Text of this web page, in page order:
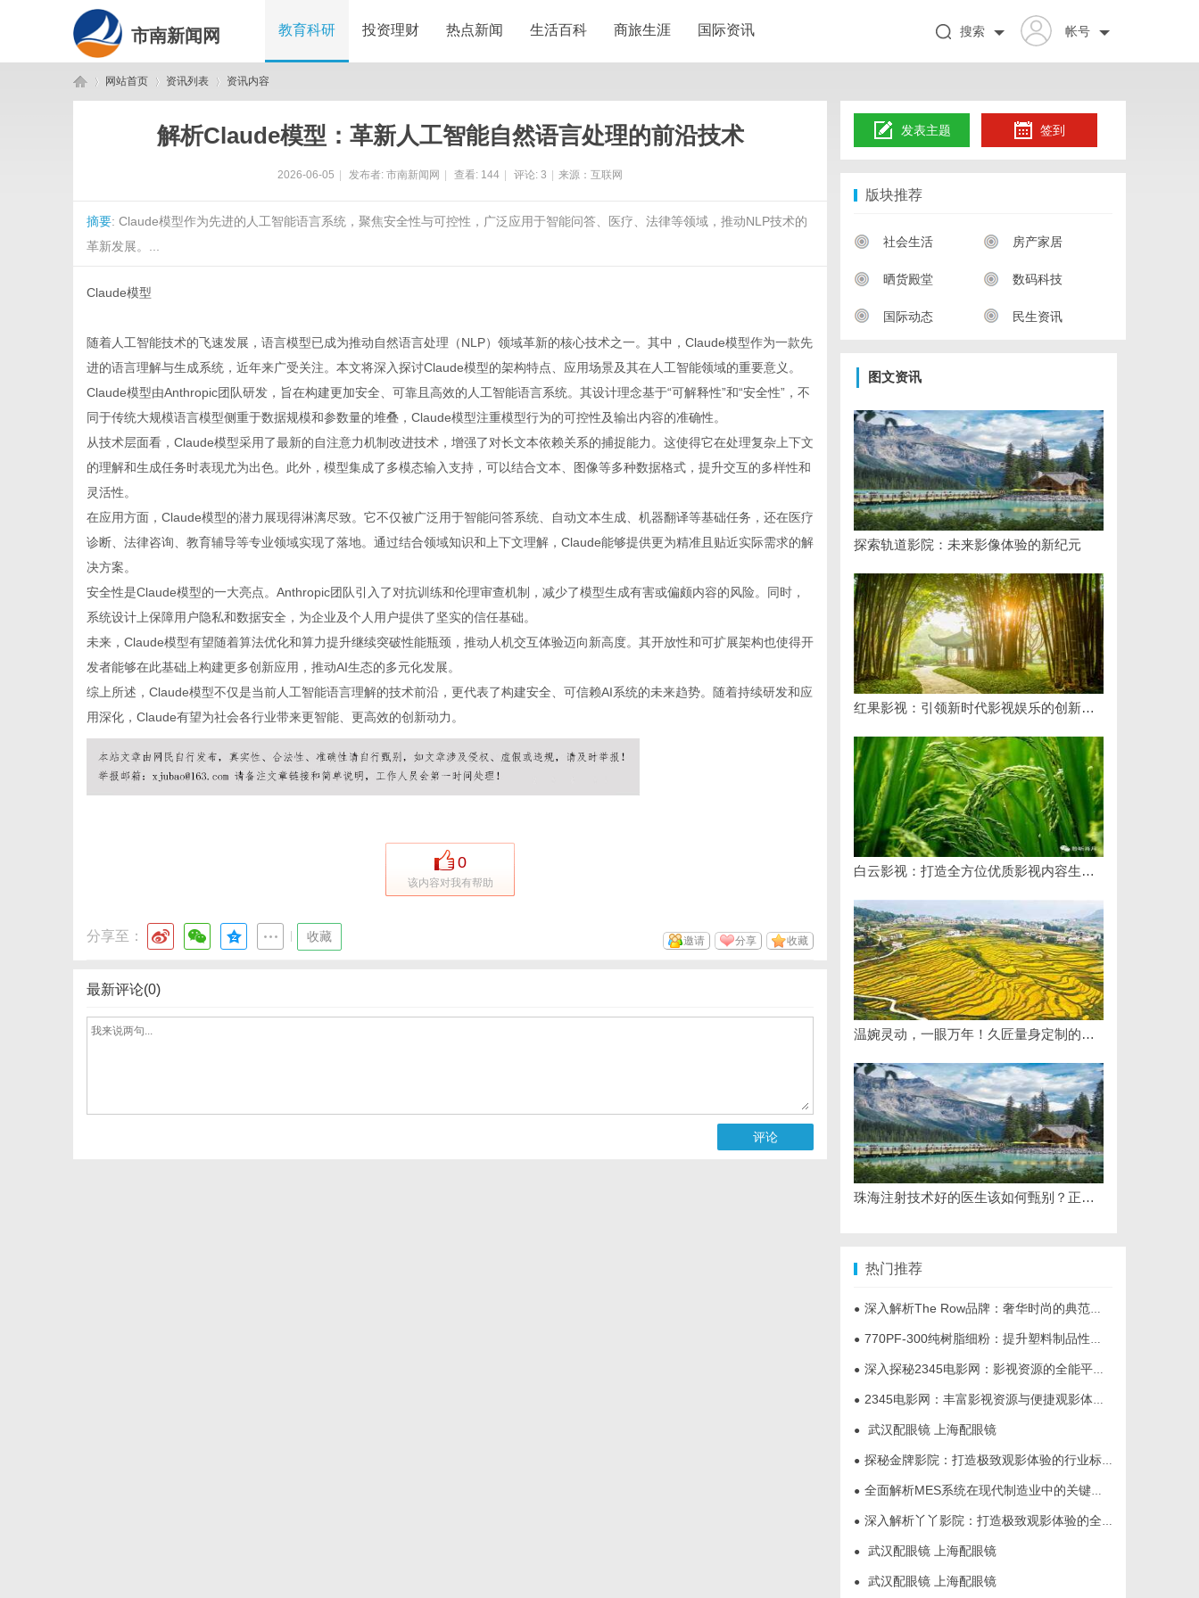
市南新闻网 教育科研 投资理财 热点新闻 生活百科 商旅生涯 国际资讯 帐号
搜索
网站首页 资讯列表 资讯内容
解析Claude模型：革新人工智能自然语言处理的前沿技术
2026-06-05 发布者: 市南新闻网 查看: 144 评论: 3 来源：互联网
摘要: Claude模型作为先进的人工智能语言系统，聚焦安全性与可控性，广泛应用于智能问答、医疗、法律等领域，推动NLP技术的
革新发展。...
Claude模型
随着人工智能技术的飞速发展，语言模型已成为推动自然语言处理（NLP）领域革新的核心技术之一。其中，Claude模型作为一款先
进的语言理解与生成系统，近年来广受关注。本文将深入探讨Claude模型的架构特点、应用场景及其在人工智能领域的重要意义。
Claude模型由Anthropic团队研发，旨在构建更加安全、可靠且高效的人工智能语言系统。其设计理念基于“可解释性”和“安全性”，不
同于传统大规模语言模型侧重于数据规模和参数量的堆叠，Claude模型注重模型行为的可控性及输出内容的准确性。
从技术层面看，Claude模型采用了最新的自注意力机制改进技术，增强了对长文本依赖关系的捕捉能力。这使得它在处理复杂上下文
的理解和生成任务时表现尤为出色。此外，模型集成了多模态输入支持，可以结合文本、图像等多种数据格式，提升交互的多样性和
灵活性。
在应用方面，Claude模型的潜力展现得淋漓尽致。它不仅被广泛用于智能问答系统、自动文本生成、机器翻译等基础任务，还在医疗
诊断、法律咨询、教育辅导等专业领域实现了落地。通过结合领域知识和上下文理解，Claude能够提供更为精准且贴近实际需求的解
决方案。
安全性是Claude模型的一大亮点。Anthropic团队引入了对抗训练和伦理审查机制，减少了模型生成有害或偏颇内容的风险。同时，
系统设计上保障用户隐私和数据安全，为企业及个人用户提供了坚实的信任基础。
未来，Claude模型有望随着算法优化和算力提升继续突破性能瓶颈，推动人机交互体验迈向新高度。其开放性和可扩展架构也使得开
发者能够在此基础上构建更多创新应用，推动AI生态的多元化发展。
综上所述，Claude模型不仅是当前人工智能语言理解的技术前沿，更代表了构建安全、可信赖AI系统的未来趋势。随着持续研发和应
用深化，Claude有望为社会各行业带来更智能、更高效的创新动力。
0
该内容对我有帮助
分享至： 收藏 收藏
分享
邀请
最新评论(0)
评论
发表主题 签到
版块推荐
社会生活 房产家居
晒货殿堂 数码科技
国际动态 民生资讯
图文资讯
探索轨道影院：未来影像体验的新纪元
红果影视：引领新时代影视娱乐的创新先锋
白云影视：打造全方位优质影视内容生态体系的先锋力量
温婉灵动，一眼万年！久匠量身定制的眉眼唇，才是你整张脸的点睛之笔！淡颜系女生的气质加分项
珠海注射技术好的医生该如何甄别？正规医美医师资质核查指南
热门推荐
● 深入解析The Row品牌：奢华时尚的典范与设计哲学
● 770PF-300纯树脂细粉：提升塑料制品性能的新选择
● 深入探秘2345电影网：影视资源的全能平台解析
● 2345电影网：丰富影视资源与便捷观影体验的最佳选择
● 武汉配眼镜 上海配眼镜
● 探秘金牌影院：打造极致观影体验的行业标杆
● 全面解析MES系统在现代制造业中的关键作用与应用前景
● 深入解析丫丫影院：打造极致观影体验的全方位平台
● 武汉配眼镜 上海配眼镜
● 武汉配眼镜 上海配眼镜